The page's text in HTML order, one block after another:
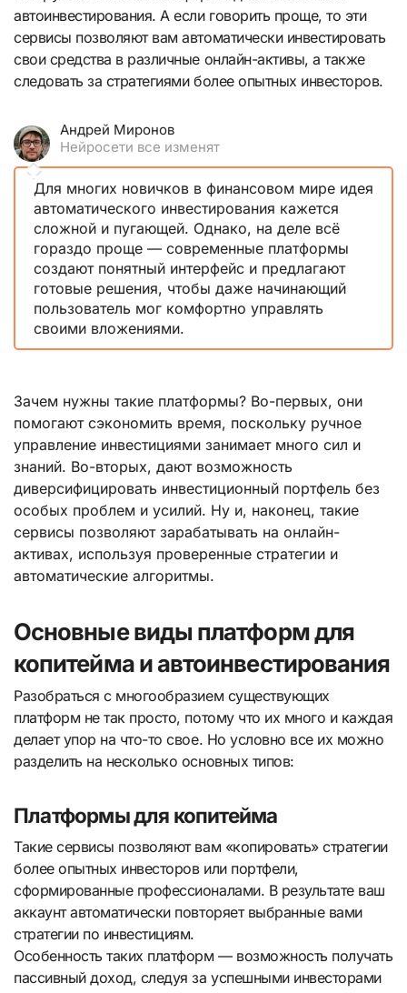
автоинвестирования. А если говорить проще, то эти
сервисы позволяют вам автоматически инвестировать
свои средства в различные онлайн-активы, а также
следовать за стратегиями более опытных инвесторов.
Андрей Миронов
Нейросети все изменят
Для многих новичков в финансовом мире идея
автоматического инвестирования кажется
сложной и пугающей. Однако, на деле всё
гораздо проще — современные платформы
создают понятный интерфейс и предлагают
готовые решения, чтобы даже начинающий
пользователь мог комфортно управлять
своими вложениями.
Зачем нужны такие платформы? Во-первых, они
помогают сэкономить время, поскольку ручное
управление инвестициями занимает много сил и
знаний. Во-вторых, дают возможность
диверсифицировать инвестиционный портфель без
особых проблем и усилий. Ну и, наконец, такие
сервисы позволяют зарабатывать на онлайн-
активах, используя проверенные стратегии и
автоматические алгоритмы.
Основные виды платформ для
копитейма и автоинвестирования
Разобраться с многообразием существующих
платформ не так просто, потому что их много и каждая
делает упор на что-то свое. Но условно все их можно
разделить на несколько основных типов:
Платформы для копитейма
Такие сервисы позволяют вам «копировать» стратегии
более опытных инвесторов или портфели,
сформированные профессионалами. В результате ваш
аккаунт автоматически повторяет выбранные вами
стратегии по инвестициям.
Особенность таких платформ — возможность получать
пассивный доход, следуя за успешными инвесторами